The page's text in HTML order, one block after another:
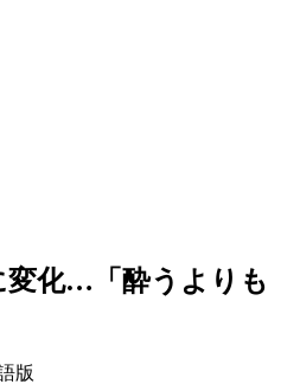
変化…「酔うよりも
版